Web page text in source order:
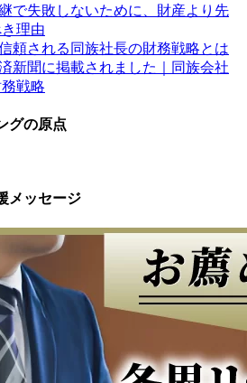
で失敗しないために、財産より先
理由
頼される同族社長の財務戦略とは
新聞に掲載されました｜同族会社
戦略
グの原点
メッセージ